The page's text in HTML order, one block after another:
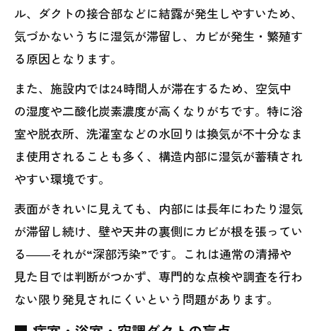
ル、ダクトの接合部などに結露が発生しやすいため、
気づかないうちに湿気が滞留し、カビが発生・繁殖す
る原因となります。
また、施設内では24時間人が滞在するため、空気中
の湿度や二酸化炭素濃度が高くなりがちです。特に浴
室や脱衣所、洗濯室などの水回りは換気が不十分なま
ま使用されることも多く、構造内部に湿気が蓄積され
やすい環境です。
表面がきれいに見えても、内部には長年にわたり湿気
が滞留し続け、壁や天井の裏側にカビが根を張ってい
る――それが“深部汚染”です。これは通常の清掃や
見た目では判断がつかず、専門的な点検や調査を行わ
ない限り発見されにくいという問題があります。